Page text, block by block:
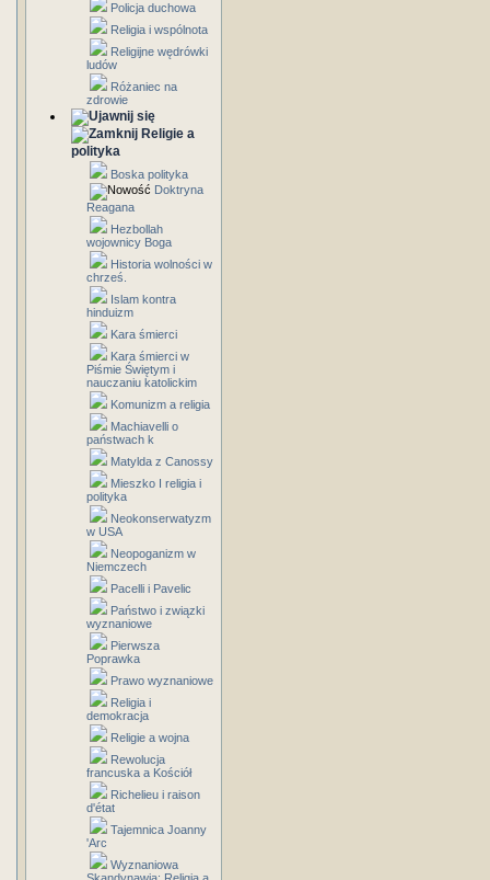
Policja duchowa
Religia i wspólnota
Religijne wędrówki
ludów
Różaniec na
zdrowie
Religie a
polityka
Boska polityka
Doktryna
Reagana
Hezbollah
wojownicy Boga
Historia wolności w
chrześ.
Islam kontra
hinduizm
Kara śmierci
Kara śmierci w
Piśmie Świętym i
nauczaniu katolickim
Komunizm a religia
Machiavelli o
państwach k
Matylda z Canossy
Mieszko I religia i
polityka
Neokonserwatyzm
w USA
Neopoganizm w
Niemczech
Pacelli i Pavelic
Państwo i związki
wyznaniowe
Pierwsza
Poprawka
Prawo wyznaniowe
Religia i
demokracja
Religie a wojna
Rewolucja
francuska a Kościół
Richelieu i raison
d'état
Tajemnica Joanny
'Arc
Wyznaniowa